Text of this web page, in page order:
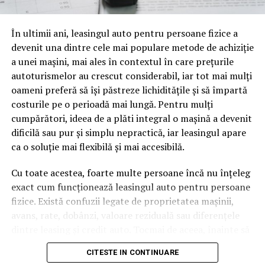
oamenii cu adevărat. Dacă transcrierea ajunge pe o
cuvinte tematice, scrise exact în limbajul în care se
caută.
Apoi vine partea de comportament. O pagină pe care
vizitatorii stau zece, cincisprezece minute ca să
urmărească replay-ul trimite un semnal greu de ignorat.
Google nu îți măsoară direct satisfacția, însă timpul
petrecut, scrollul și revenirile spun ceva despre cât de
util e materialul.
Și mai e ceva ce se uită ușor. Un webinar reușit atrage
linkuri aproape de la sine. Cineva îl menționează într-un
newsletter, altcineva îl citează într-un articol, un
partener îl trimite în comunitatea lui. Fiecare astfel de
tău, iar autoritatea e moneda forte în SEO.
În ultimii ani, leasingul auto pentru persoane fizice a
devenit una dintre cele mai populare metode de achiziție
a unei mașini, mai ales în contextul în care prețurile
autoturismelor au crescut considerabil, iar tot mai mulți
oameni preferă să își păstreze lichiditățile și să împartă
costurile pe o perioadă mai lungă. Pentru mulți
cumpărători, ideea de a plăti integral o mașină a devenit
dificilă sau pur și simplu nepractică, iar leasingul apare
ca o soluție mai flexibilă și mai accesibilă.
Cu toate acestea, foarte multe persoane încă nu înțeleg
exact cum funcționează leasingul auto pentru persoane
fizice. Există confuzii legate de proprietatea mașinii,
avans, rate, dobânzi, valoare reziduală sau diferențele
semnezi orice contract, este important să înțelegi clar
mecanismul acestui tip de finanțare și să știi la ce să fii
CITESTE IN CONTINUARE